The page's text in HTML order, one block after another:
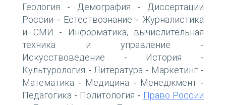
Геология - Демография -
Диссертации
России - Естествознание - Журналистика
и СМИ -
Информатика, вычислительная
техника и управление -
Искусствоведение - История -
Культурология - Литература - Маркетинг -
Математика - Медицина - Менеджмент -
Педагогика - Политология - Право России